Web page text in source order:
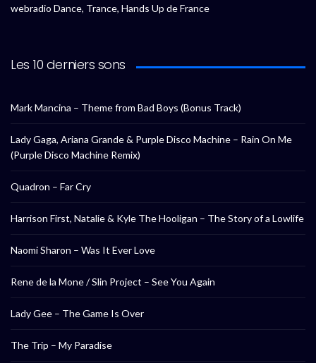
webradio Dance, Trance, Hands Up de France
Les 10 derniers sons
Mark Mancina – Theme from Bad Boys (Bonus Track)
Lady Gaga, Ariana Grande & Purple Disco Machine – Rain On Me
(Purple Disco Machine Remix)
Quadron – Far Cry
Harrison First, Natalie & Kyle The Hooligan – The Story of a Lowlife
Naomi Sharon – Was It Ever Love
Rene de la Mone / Slin Project – See You Again
Lady Gee – The Game Is Over
The Trip – My Paradise